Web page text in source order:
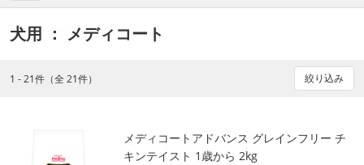
犬用 ： メディコート
1 - 21件（全 21件） 絞り込み
メディコートアドバンス グレインフリー チ
キンテイスト 1歳から 2kg